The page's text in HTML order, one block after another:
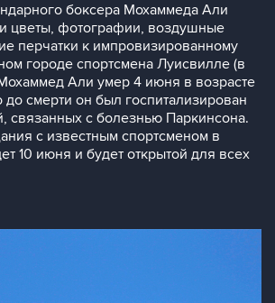
боксера Мохаммеда Али
цветы, фотографии, воздушные
перчатки к импровизированному
городе спортсмена Луисвилле (в
Али умер 4 июня в возрасте
до смерти он был госпитализирован
связанных с болезнью Паркинсона.
с известным спортсменом в
10 июня и будет открытой для всех